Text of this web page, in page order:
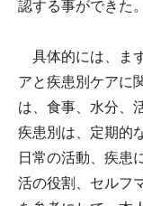
認する事ができた。
具体的には、ま
アと疾患別ケアに
は、食事、水分、
疾患別は、定期的
日常の活動、疾患
活の役割、セルフ